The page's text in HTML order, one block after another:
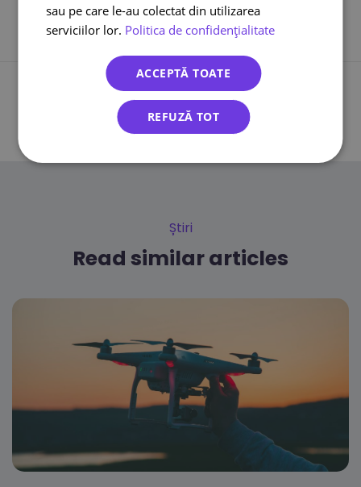
Înapoi la toate înregistrările
Știri
Read similar articles
sau pe care le-au colectat din utilizarea
serviciilor lor. Politica de confidențialitate
ACCEPTĂ TOATE
REFUZĂ TOT